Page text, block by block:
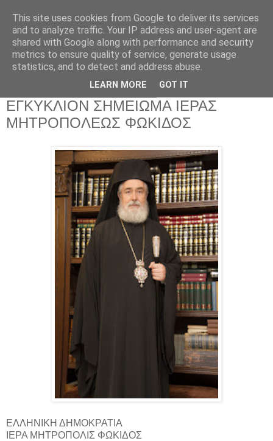
Αρχική Σελίδα
ΕΓΚΥΚΛΙΟΝ ΣΗΜΕΙΩΜΑ ΙΕΡΑΣ
ΜΗΤΡΟΠΟΛΕΩΣ ΦΩΚΙΔΟΣ
ΕΛΛΗΝΙΚΗ ΔΗΜΟΚΡΑΤΙΑ
ΙΕΡΑ ΜΗΤΡΟΠΟΛΙΣ ΦΩΚΙΔΟΣ
This site uses cookies from Google to deliver its services
and to analyze traffic. Your IP address and user-agent are
shared with Google along with performance and security
metrics to ensure quality of service, generate usage
statistics, and to detect and address abuse.
LEARN MORE GOT IT